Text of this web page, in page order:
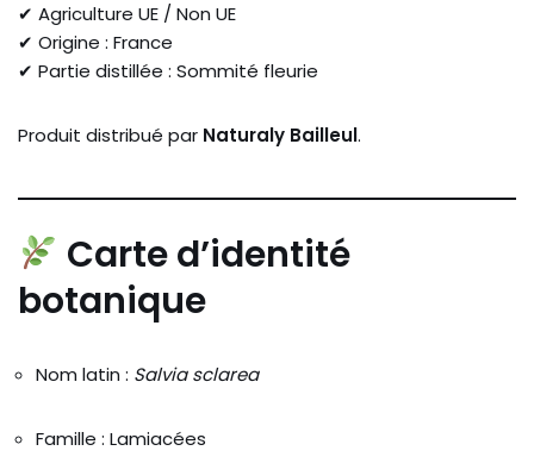
✔ Agriculture UE / Non UE
✔ Origine : France
✔ Partie distillée : Sommité fleurie
Produit distribué par Naturaly Bailleul.
Carte d’identité
botanique
Nom latin : Salvia sclarea
Famille : Lamiacées